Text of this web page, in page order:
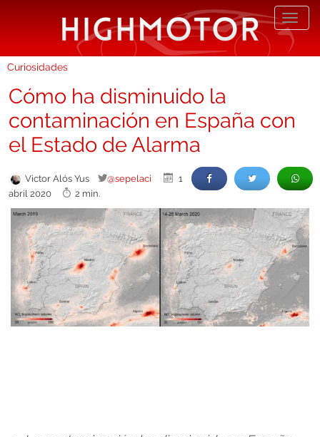
Curiosidades
Cómo ha disminuido la
contaminación en España con
el Estado de Alarma
Victor Alós Yus @sepelaci
1
abril 2020
2 min.